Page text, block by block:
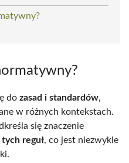
do zasad i standardów,
w różnych kontekstach.
się znaczenie
reguł, co jest niezwykle